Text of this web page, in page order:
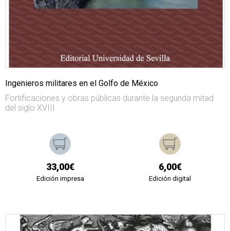
Ingenieros militares en el Golfo de México
Fortificaciones y obras públicas durante la segunda mitad
del siglo XVIII
33,00€
Edición impresa
6,00€
Edición digital